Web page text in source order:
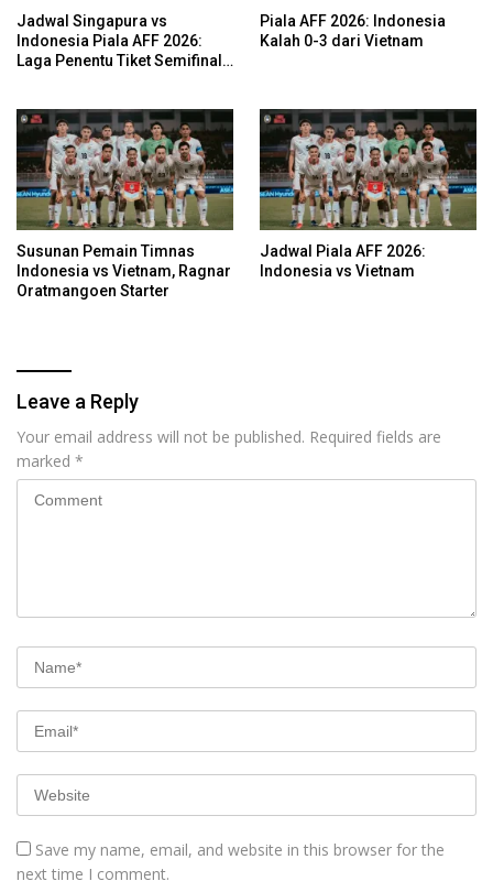
Jadwal Singapura vs
Indonesia Piala AFF 2026:
Laga Penentu Tiket Semifinal
Piala AFF 2026: Indonesia
Kalah 0-3 dari Vietnam
Susunan Pemain Timnas
Indonesia vs Vietnam, Ragnar
Oratmangoen Starter
Jadwal Piala AFF 2026:
Indonesia vs Vietnam
Leave a Reply
Your email address will not be published. Required fields are
marked *
Save my name, email, and website in this browser for the
next time I comment.